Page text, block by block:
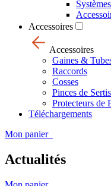
Accessoires
Accessoires
Gaines &
Raccords
Cosses
Pinces de
Protecteurs de
Téléchargements
Mon panier
Actualités